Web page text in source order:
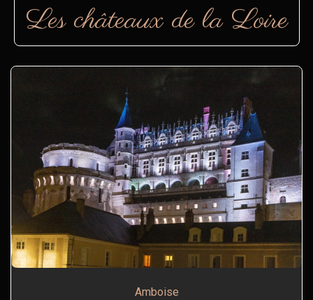
Les châteaux de la Loire
Amboise